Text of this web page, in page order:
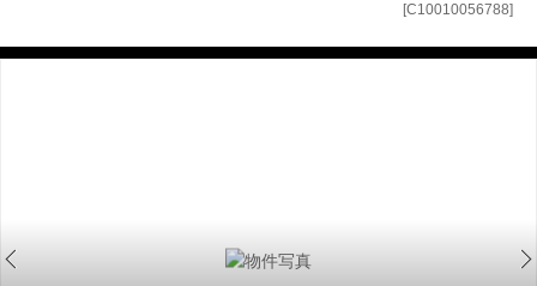
[C10010056788]